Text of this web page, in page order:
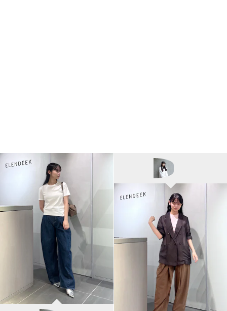
ELENDEEK
ayako/162cm